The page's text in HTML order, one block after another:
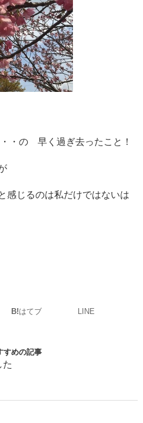
・の 早く過ぎ去ったこと！
じるのは私だけではないは
B!はてブ LINE
すめの記事
た